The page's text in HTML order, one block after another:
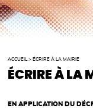
ACCUEIL > ÉCRIRE À LA MAIRIE
ÉCRIRE À LA
EN APPLICATION DU